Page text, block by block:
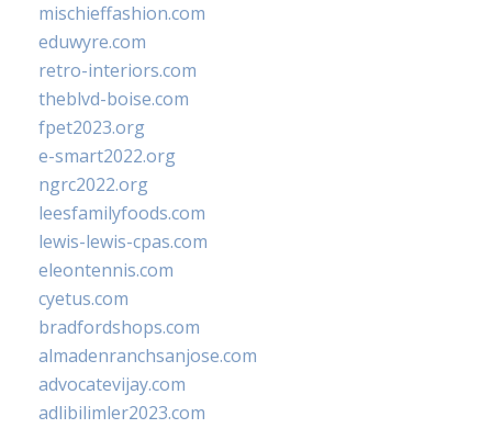
mischieffashion.com
eduwyre.com
retro-interiors.com
theblvd-boise.com
fpet2023.org
e-smart2022.org
ngrc2022.org
leesfamilyfoods.com
lewis-lewis-cpas.com
eleontennis.com
cyetus.com
bradfordshops.com
almadenranchsanjose.com
advocatevijay.com
adlibilimler2023.com